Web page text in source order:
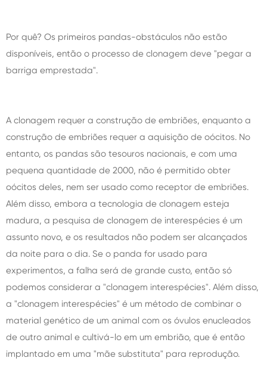
Por quê? Os primeiros pandas-obstáculos não estão
disponíveis, então o processo de clonagem deve "pegar a
barriga emprestada".
A clonagem requer a construção de embriões, enquanto a
construção de embriões requer a aquisição de oócitos. No
entanto, os pandas são tesouros nacionais, e com uma
pequena quantidade de 2000, não é permitido obter
oócitos deles, nem ser usado como receptor de embriões.
Além disso, embora a tecnologia de clonagem esteja
madura, a pesquisa de clonagem de interespécies é um
assunto novo, e os resultados não podem ser alcançados
da noite para o dia. Se o panda for usado para
experimentos, a falha será de grande custo, então só
podemos considerar a "clonagem interespécies". Além disso,
a "clonagem interespécies" é um método de combinar o
material genético de um animal com os óvulos enucleados
de outro animal e cultivá-lo em um embrião, que é então
implantado em uma "mãe substituta" para reprodução.